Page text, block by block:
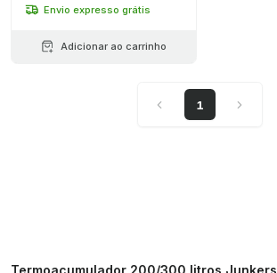
Envio expresso grátis
Adicionar ao carrinho
1
Termoacumulador 200/300 litros Junkers